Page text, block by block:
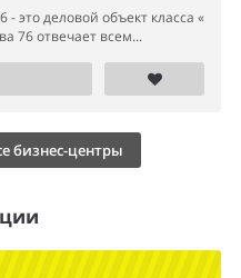
это деловой объект класса «
76 отвечает всем...
бизнес-центры